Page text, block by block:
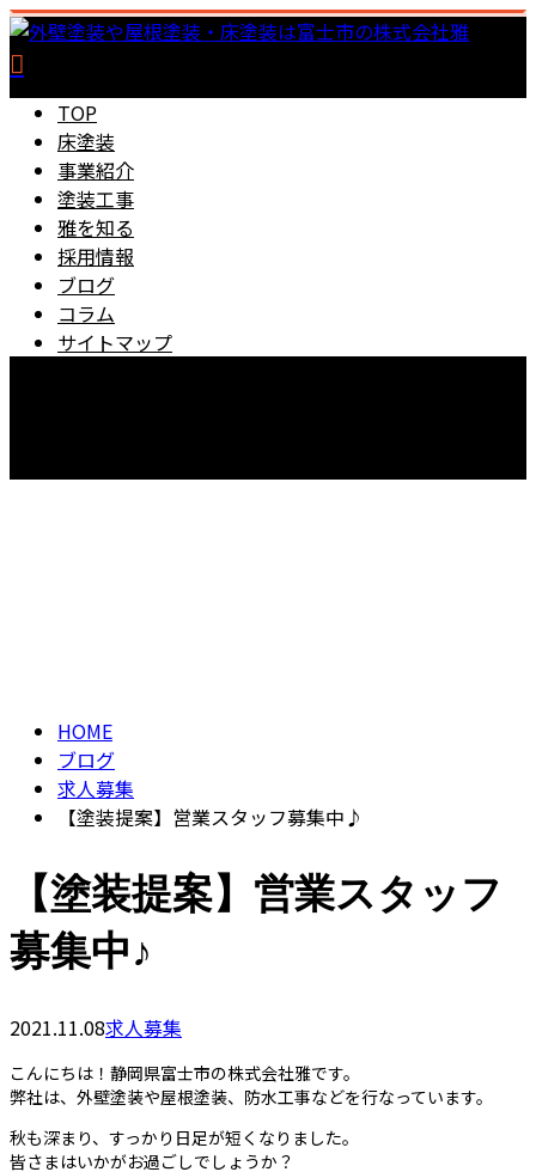
TOP
床塗装
事業紹介
塗装工事
雅を知る
採用情報
ブログ
コラム
サイトマップ
HOME
ブログ
求人募集
【塗装提案】営業スタッフ募集中♪
【塗装提案】営業スタッフ
募集中♪
2021.11.08求人募集
こんにちは！静岡県富士市の株式会社雅です。
弊社は、外壁塗装や屋根塗装、防水工事などを行なっています。
秋も深まり、すっかり日足が短くなりました。
皆さまはいかがお過ごしでしょうか？